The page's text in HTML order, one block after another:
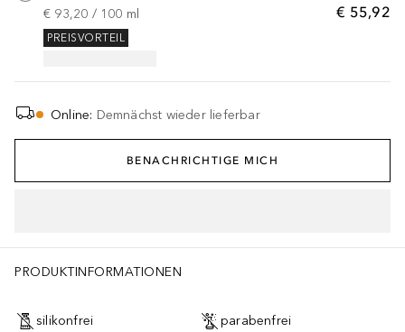
€ 55,92
€ 93,20 / 100 ml
PREISVORTEIL
Online: Demnächst wieder lieferbar
BENACHRICHTIGE MICH
PRODUKTINFORMATIONEN
silikonfrei parabenfrei